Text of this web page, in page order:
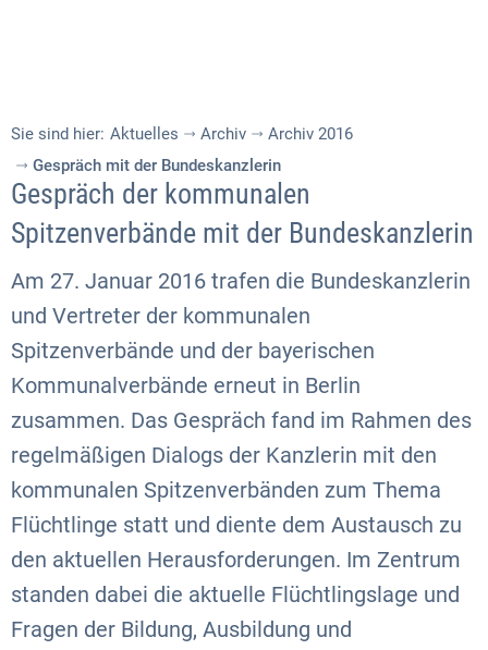
Sie sind hier: Aktuelles Archiv
Archiv 2016
Gespräch mit der Bundeskanzlerin
Gespräch der kommunalen
Spitzenverbände mit der Bundeskanzlerin
Am 27. Januar 2016 trafen die Bundeskanzlerin
und Vertreter der kommunalen
Spitzenverbände und der bayerischen
Kommunalverbände erneut in Berlin
zusammen. Das Gespräch fand im Rahmen des
regelmäßigen Dialogs der Kanzlerin mit den
kommunalen Spitzenverbänden zum Thema
Flüchtlinge statt und diente dem Austausch zu
den aktuellen Herausforderungen. Im Zentrum
standen dabei die aktuelle Flüchtlingslage und
Fragen der Bildung, Ausbildung und